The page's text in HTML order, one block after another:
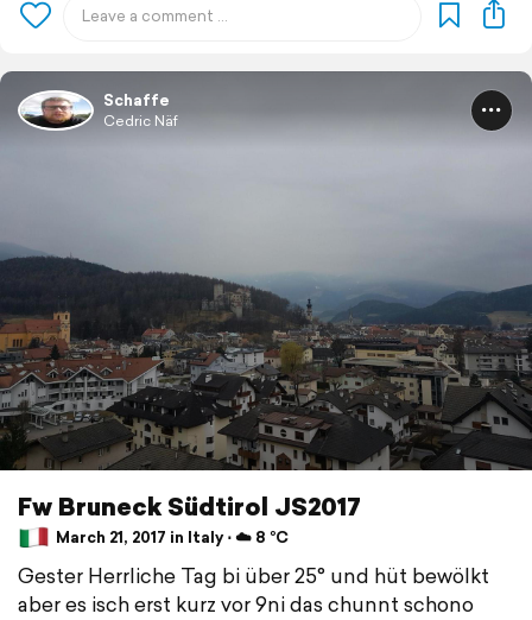
Schaffe
Cedric Näf
Fw Bruneck Südtirol JS2017
March 21, 2017 in Italy ⋅ ☁️ 8 °C
Gester Herrliche Tag bi über 25° und hüt bewölkt
aber es isch erst kurz vor 9ni das chunnt schono